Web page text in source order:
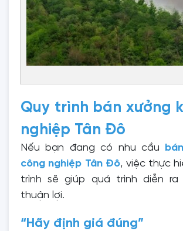
Quy trình bán xưởng
nghiệp Tân Đô
Nếu bạn đang có nhu cầu
công nghiệp Tân Đô, việc thực
trình sẽ giúp quá trình diễn ra
thuận lợi.
“Hãy định giá đúng”